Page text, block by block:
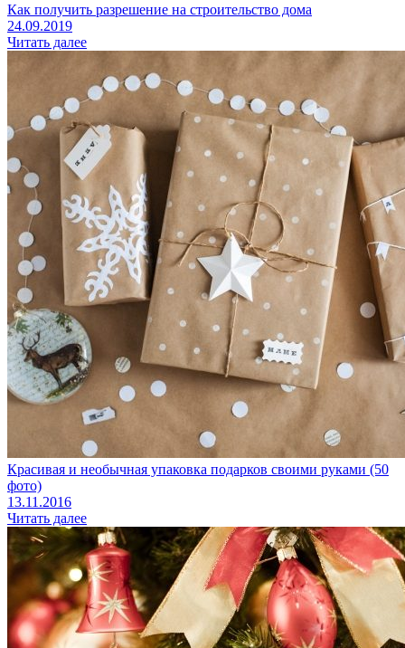
Как получить разрешение на строительство дома
24.09.2019
Читать далее
Красивая и необычная упаковка подарков своими руками (50
фото)
13.11.2016
Читать далее